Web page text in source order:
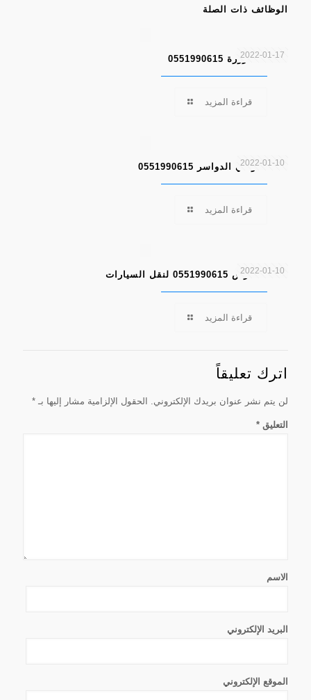
الوظائف ذات الصلة
2022-01-17
سطحة شرورة 0551990615
قراءة المزيد
2022-01-10
سطحة وادي الدواسر 0551990615
قراءة المزيد
2022-01-10
سطحة الرس 0551990615 لنقل السيارات
قراءة المزيد
اترك تعليقاً
لن يتم نشر عنوان بريدك الإلكتروني. الحقول الإلزامية مشار إليها بـ *
التعليق *
الاسم
البريد الإلكتروني
الموقع الإلكتروني